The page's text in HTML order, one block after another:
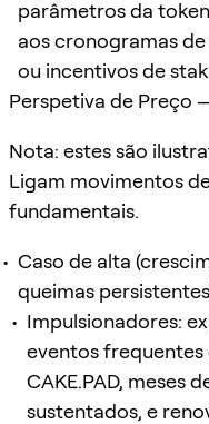
parâmetros da
aos cronogramas
ou incentivos de
Perspetiva de Preço
Nota: estes são
Ligam movimentos
fundamentais.
Caso de alta
queimas
Impulsionadores:
eventos
CAKE.PAD, meses
sustentados, e